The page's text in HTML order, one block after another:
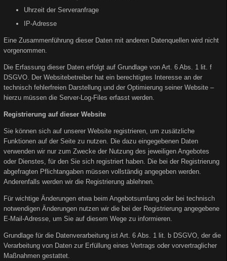
Uhrzeit der Serveranfrage
IP-Adresse
Eine Zusammenführung dieser Daten mit anderen Datenquellen wird nicht
vorgenommen.
Die Erfassung dieser Daten erfolgt auf Grundlage von Art. 6 Abs. 1 lit. f
DSGVO. Der Websitebetreiber hat ein berechtigtes Interesse an der
technisch fehlerfreien Darstellung und der Optimierung seiner Website –
hierzu müssen die Server-Log-Files erfasst werden.
Registrierung auf dieser Website
Sie können sich auf unserer Website registrieren, um zusätzliche
Funktionen auf der Seite zu nutzen. Die dazu eingegebenen Daten
verwenden wir nur zum Zwecke der Nutzung des jeweiligen Angebotes
oder Dienstes, für den Sie sich registriert haben. Die bei der Registrierung
abgefragten Pflichtangaben müssen vollständig angegeben werden.
Anderenfalls werden wir die Registrierung ablehnen.
Für wichtige Änderungen etwa beim Angebotsumfang oder bei technisch
notwendigen Änderungen nutzen wir die bei der Registrierung angegebene
E-Mail-Adresse, um Sie auf diesem Wege zu informieren.
Grundlage für die Datenverarbeitung ist Art. 6 Abs. 1 lit. b DSGVO, der die
Verarbeitung von Daten zur Erfüllung eines Vertrags oder vorvertraglicher
Maßnahmen gestattet.